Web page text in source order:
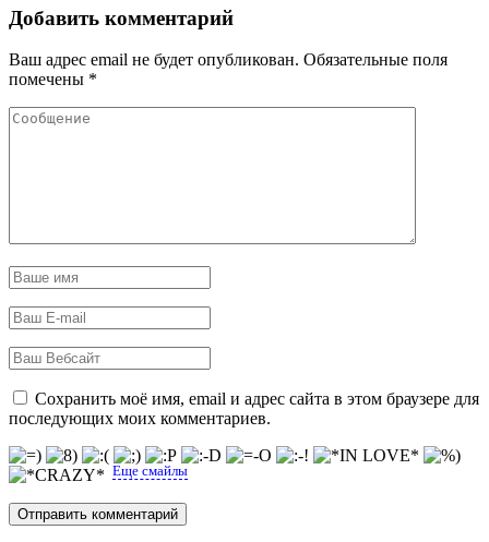
Добавить комментарий
Ваш адрес email не будет опубликован. Обязательные поля
помечены *
Сохранить моё имя, email и адрес сайта в этом браузере для
последующих моих комментариев.
Еще смайлы